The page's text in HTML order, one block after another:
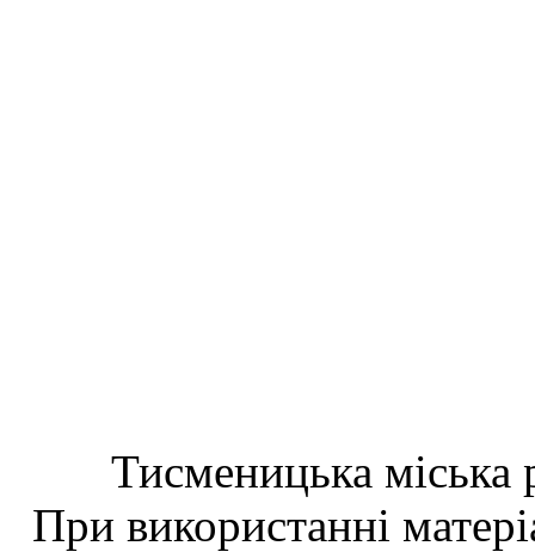
Тисменицька міська
При використанні